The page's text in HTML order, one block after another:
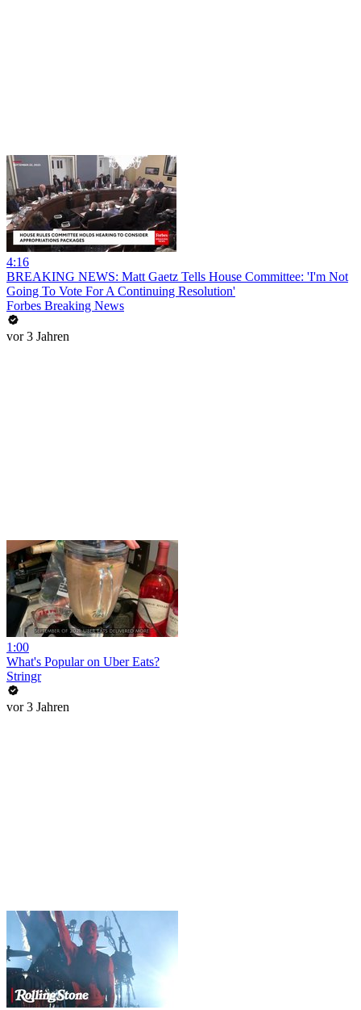
4:16
BREAKING NEWS: Matt Gaetz Tells House Committee: 'I'm Not
Going To Vote For A Continuing Resolution'
Forbes Breaking News
vor 3 Jahren
1:00
What's Popular on Uber Eats?
Stringr
vor 3 Jahren